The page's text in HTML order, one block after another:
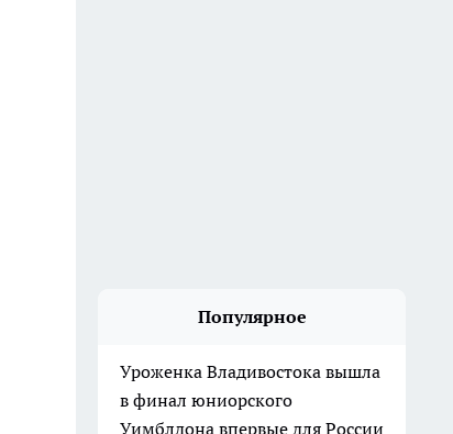
Популярное
Уроженка Владивостока вышла
в финал юниорского
Уимблдона впервые для России